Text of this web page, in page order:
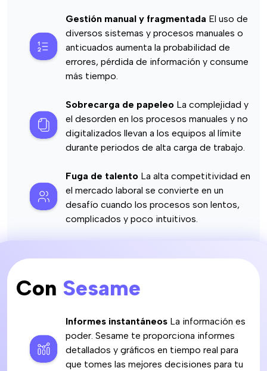
Gestión manual y fragmentada El uso de
diversos sistemas y procesos manuales o
anticuados aumenta la probabilidad de
errores, pérdida de información y consume
más tiempo.
Sobrecarga de papeleo La complejidad y
el desorden en los procesos manuales y no
digitalizados llevan a los equipos al límite
durante periodos de alta carga de trabajo.
Fuga de talento La alta competitividad en
el mercado laboral se convierte en un
desafío cuando los procesos son lentos,
complicados y poco intuitivos.
Con Sesame
Informes instantáneos La información es
poder. Sesame te proporciona informes
detallados y gráficos en tiempo real para
que tomes las mejores decisiones para tu